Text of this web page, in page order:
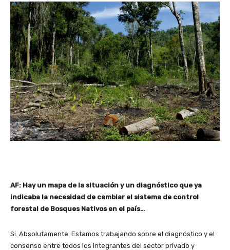
AF: Hay un mapa de la situación y un diagnóstico que ya
indicaba la necesidad de cambiar el sistema de control
forestal de Bosques Nativos en el país…
Si. Absolutamente. Estamos trabajando sobre el diagnóstico y el
consenso entre todos los integrantes del sector privado y